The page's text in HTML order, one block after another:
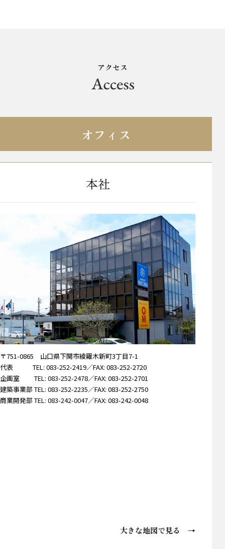
アクセス
オフィス
本社
〒751-0865 山口県下関市綾羅木新町3丁目7-1
代表 TEL: 083-252-2419／FAX: 083-252-2720
企画室 TEL: 083-252-2478／FAX: 083-252-2701
建築事業部 TEL: 083-252-2235／FAX: 083-252-2750
商業開発部 TEL: 083-242-0047／FAX: 083-242-0048
大きな地図で見る →